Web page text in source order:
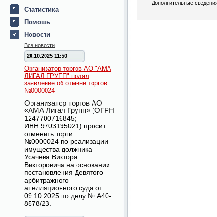
Статистика
Помощь
Новости
Все новости
20.10.2025 11:50
Организатор торгов АО "АМА
ЛИГАЛ ГРУПП" подал
заявление об отмене торгов
№0000024
Организатор торгов АО
«АМА Лигал Групп» (ОГРН
1247700716845;
ИНН 9703195021) просит
отменить торги
№0000024 по реализации
имущества должника
Усачева Виктора
Викторовича на основании
постановления Девятого
арбитражного
апелляционного суда от
09.10.2025 по делу № А40-
8578/23.
Дополнительные